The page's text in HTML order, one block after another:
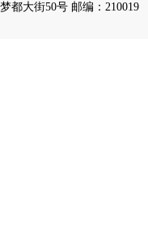
梦都大街50号 邮编：210019